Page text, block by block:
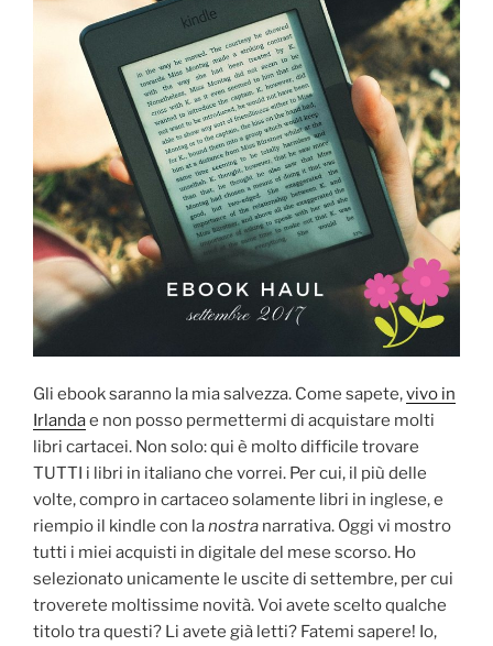
Gli ebook saranno la mia salvezza. Come sapete,vivo in
Irlandae non posso permettermi di acquistare molti
libri cartacei. Non solo: qui è molto difficile trovare
TUTTI i libri in italiano che vorrei. Per cui, il più delle
volte, compro in cartaceo solamente libri in inglese, e
riempio il kindle con lanostra narrativa. Oggi vi mostro
tutti i miei acquisti in digitale del mese scorso. Ho
selezionato unicamente le uscite di settembre, per cui
troverete moltissime novità. Voi avete scelto qualche
titolo tra questi? Li avete già letti? Fatemi sapere! Io,